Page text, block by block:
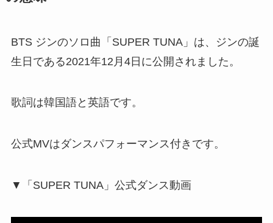
BTS ジンのソロ曲「SUPER TUNA」は、ジンの誕
生日である2021年12月4日に公開されました。
歌詞は韓国語と英語です。
公式MVはダンスパフォーマンス付きです。
▼「SUPER TUNA」公式ダンス動画